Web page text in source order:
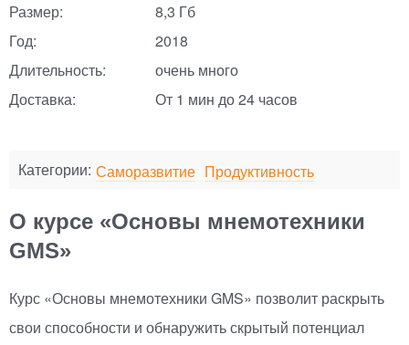
Размер:
8,3 Гб
Год:
2018
Длительность:
очень много
Доставка:
От 1 мин до 24 часов
Категории: Саморазвитие Продуктивность
О курсе «Основы мнемотехники
GMS»
Курс «Основы мнемотехники GMS» позволит раскрыть
свои способности и обнаружить скрытый потенциал